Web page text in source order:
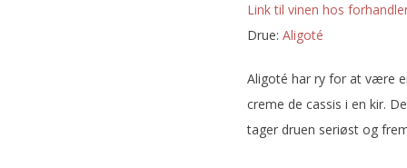
Link til vinen hos
Drue:
aligoté
Aligoté har ry for at være
creme de cassis i en kir.
tager druen seriøst og